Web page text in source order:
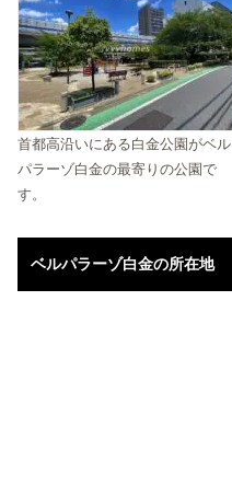
首都高沿いにある白金公園がベル
パラーゾ白金の最寄りの公園で
す。
ベルパラーゾ白金の所在地